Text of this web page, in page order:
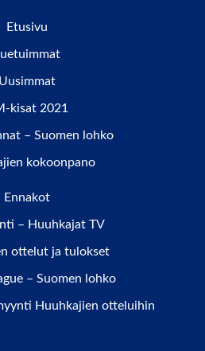
Etusivu
Uusimmat
kisat 2021
– Suomen lohko
kokoonpano
Ennakot
– Huuhkajat TV
ottelut ja tulokset
– Suomen lohko
Huuhkajien otteluihin